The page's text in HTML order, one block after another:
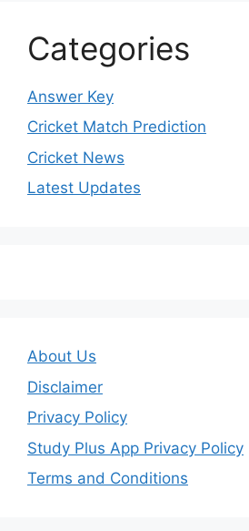
Categories
Answer Key
Cricket Match Prediction
Cricket News
Latest Updates
About Us
Disclaimer
Privacy Policy
Study Plus App Privacy Policy
Terms and Conditions